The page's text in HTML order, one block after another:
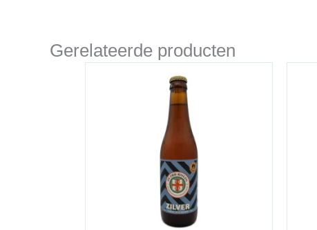
Gerelateerde producten